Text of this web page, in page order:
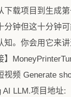
下载项目到生成
分钟但这十分钟
知。你会用它来
】
视频 Generate
LLM.项目地址: